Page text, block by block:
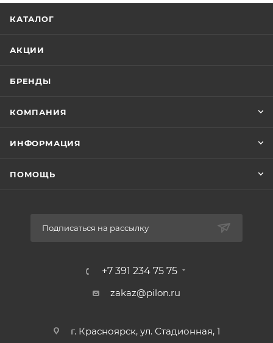
КАТАЛОГ
АКЦИИ
БРЕНДЫ
КОМПАНИЯ
ИНФОРМАЦИЯ
ПОМОЩЬ
Подписаться на рассылку
+7 391 234 75 75
zakaz@pilon.ru
г. Красноярск, ул. Стадионная, 1